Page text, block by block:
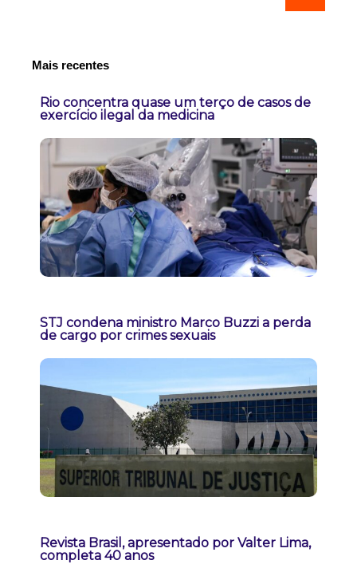
Mais recentes
Rio concentra quase um terço de casos de
exercício ilegal da medicina
STJ condena ministro Marco Buzzi a perda
de cargo por crimes sexuais
Revista Brasil, apresentado por Valter Lima,
completa 40 anos